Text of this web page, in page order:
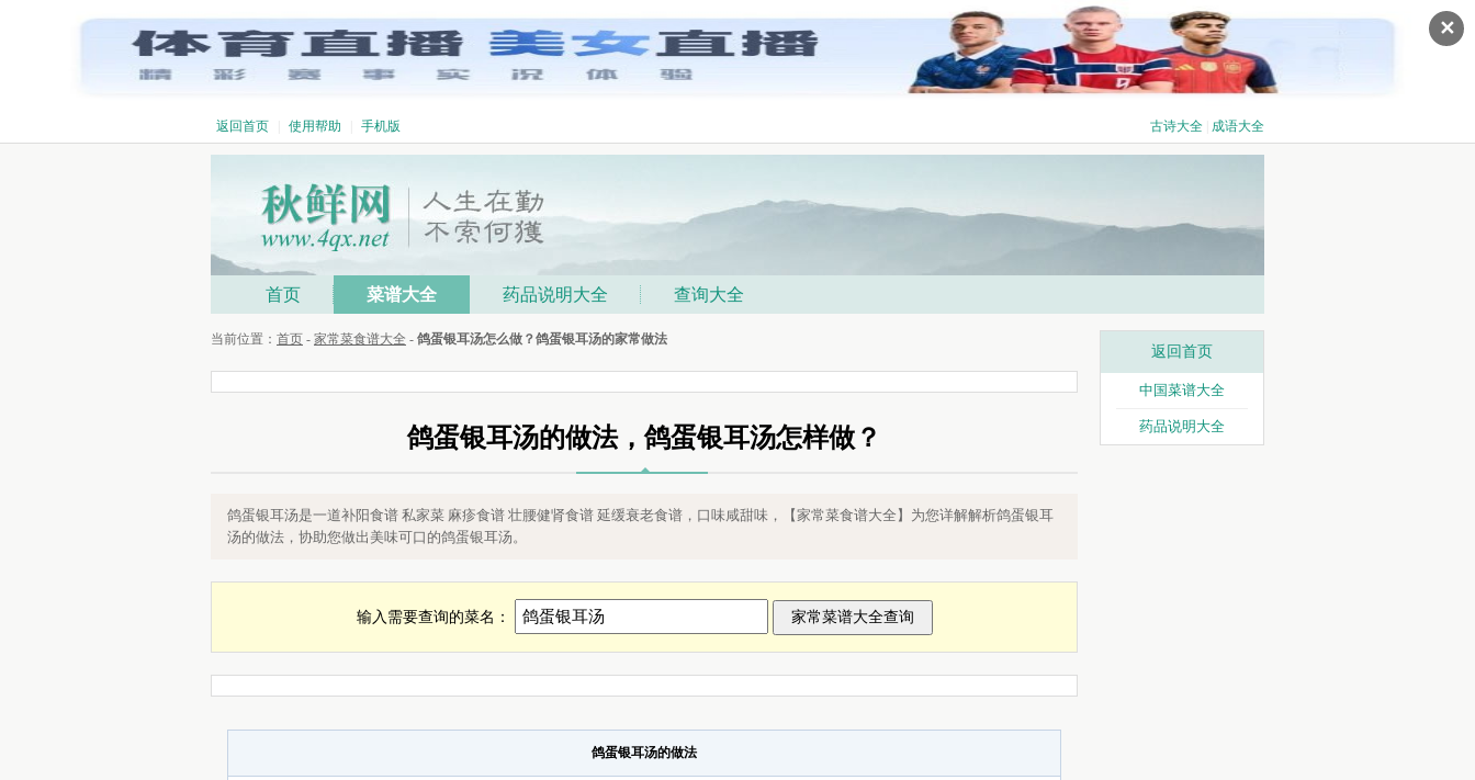
✕
返回首页 使用帮助 手机版 古诗大全 成语大全
谱 延缓衰老食谱
首页 菜谱大全 药品说明大全 查询大全
当前位置： 首页 - 家常菜食谱大全 - 鸽蛋银耳汤怎么做？鸽蛋银耳汤的家常做法
鸽蛋银耳汤的做法，鸽蛋银耳汤怎样做？
鸽蛋银耳汤是一道补阳食谱 私家菜 麻疹食谱 壮腰健肾食谱 延缓衰老食谱，口味咸甜味，【家常菜食谱大全】为您详解解析鸽蛋银耳
汤的做法，协助您做出美味可口的鸽蛋银耳汤。
输入需要查询的菜名：
鸽蛋银耳汤的做法
返回首页
中国菜谱大全
药品说明大全